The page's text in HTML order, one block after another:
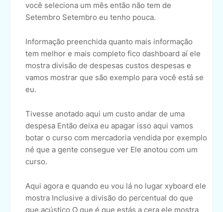
você seleciona um mês então não tem de
Setembro Setembro eu tenho pouca.
Informação preenchida quanto mais informação
tem melhor e mais completo fico dashboard aí ele
mostra divisão de despesas custos despesas e
vamos mostrar que são exemplo para você está se
eu.
Tivesse anotado aqui um custo andar de uma
despesa Então deixa eu apagar isso aqui vamos
botar o curso com mercadoria vendida por exemplo
né que a gente consegue ver Ele anotou com um
curso.
Aqui agora e quando eu vou lá no lugar xyboard ele
mostra Inclusive a divisão do percentual do que
que acústico O que é que estás a cera ele mostra